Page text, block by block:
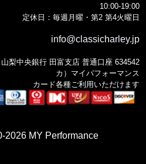
10:00-19:00
定休日：毎週月曜・第2 第4火曜日
info@classicharley.jp
山梨中央銀行 田富支店 普通口座 634542
カ）マイパフォーマンス
カード各種ご利用いただけます
2026 MY Performance